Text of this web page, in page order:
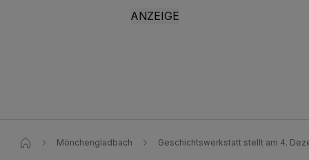
Mönchengladbach Geschichtswerkstatt stellt am 4.